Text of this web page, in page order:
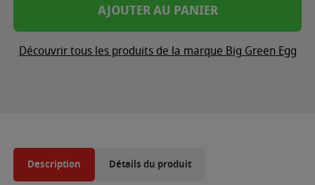
AJOUTER AU PANIER
Découvrir tous les produits de la marque Big Green Egg
Description Détails du produit